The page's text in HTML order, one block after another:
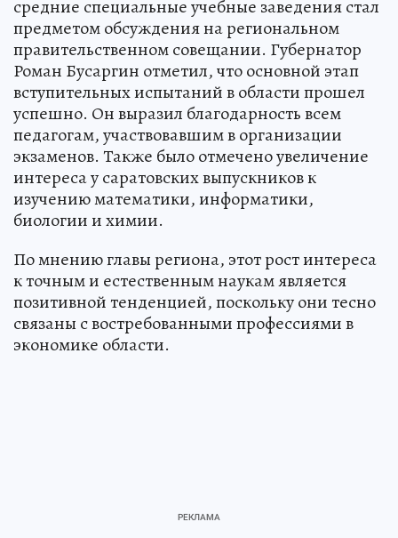
средние специальные учебные заведения стал
предметом обсуждения на региональном
правительственном совещании. Губернатор
Роман Бусаргин отметил, что основной этап
вступительных испытаний в области прошел
успешно. Он выразил благодарность всем
педагогам, участвовавшим в организации
экзаменов. Также было отмечено увеличение
интереса у саратовских выпускников к
изучению математики, информатики,
биологии и химии.
По мнению главы региона, этот рост интереса
к точным и естественным наукам является
позитивной тенденцией, поскольку они тесно
связаны с востребованными профессиями в
экономике области.